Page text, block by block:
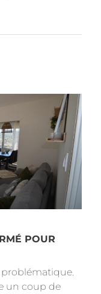
POUR
problématique.
un coup de